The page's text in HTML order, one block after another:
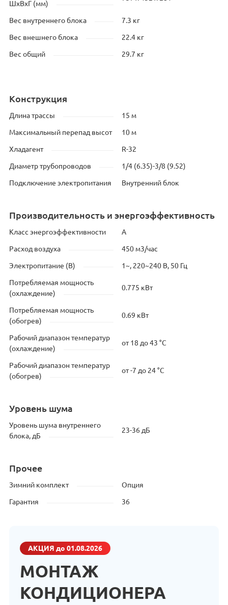
ШхВхГ (мм)
Вес внутреннего блока 7.3 кг
Вес внешнего блока 22.4 кг
Вес общий 29.7 кг
Конструкция
Длина трассы 15 м
Максимальный перепад высот 10 м
Хладагент R-32
Диаметр трубопроводов 1/4 (6.35)-3/8 (9.52)
Подключение электропитания Внутренний блок
Производительность и энергоэффективность
Класс энергоэффективности A
Расход воздуха 450 м3/час
Электропитание (В) 1~, 220~240 В, 50 Гц
Потребляемая мощность
(охлаждение)
0.775 кВт
Потребляемая мощность
(обогрев)
0.69 кВт
Рабочий диапазон температур
(охлаждение)
от 18 до 43 °C
Рабочий диапазон температур
(обогрев)
от -7 до 24 °C
Уровень шума
Уровень шума внутреннего
блока, дБ
23-36 дБ
Прочее
Зимний комплект Опция
Гарантия 36
АКЦИЯ до 01.08.2026
МОНТАЖ
КОНДИЦИОНЕРА